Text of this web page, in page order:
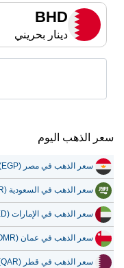
BHD
دينار بحريني
سعر الذهب اليوم
سعر الذهب في مصر (EGP)
سعر الذهب في السعودية (SAR)
سعر الذهب في الإمارات (AED)
سعر الذهب في عمان (OMR)
سعر الذهب في قطر (QAR)